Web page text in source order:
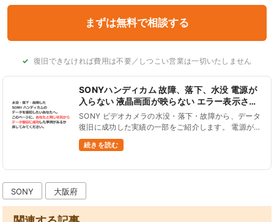
復旧できなければ費用は不要／しつこい営業は一切いたしません
SONYハンディカム 故障、落下、水没 電源が
入らない 液晶画面が映らない エラー表示され
る データ復旧
SONY ビデオカメラの水没・落下・故障から、データ
復旧に成功した実績の一部をご紹介します。 電源が入
らない、液晶画面が真っ暗、液晶パネルがタッチ操作
できない、画面が緑色の砂嵐表示、C:13:01エラーコ
続きを読む
SONY 大阪府